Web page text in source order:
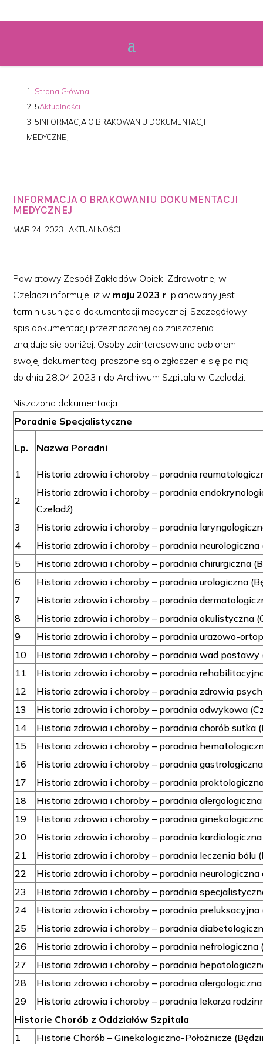
Strona Główna
Aktualności
INFORMACJA O BRAKOWANIU DOKUMENTACJI
MEDYCZNEJ
INFORMACJA O BRAKOWANIU DOKUMENTACJI
MEDYCZNEJ
MAR 24, 2023 | AKTUALNOŚCI
Powiatowy Zespół Zakładów Opieki Zdrowotnej w
Czeladzi informuje, iż w maju 2023 r. planowany jest
termin usunięcia dokumentacji medycznej. Szczegółowy
spis dokumentacji przeznaczonej do zniszczenia
znajduje się poniżej. Osoby zainteresowane odbiorem
swojej dokumentacji proszone są o zgłoszenie się po nią
do dnia 28.04.2023 r do Archiwum Szpitala w Czeladzi.
Niszczona dokumentacja:
Poradnie Specjalistyczne
Lp. Nazwa Poradni
1 Historia zdrowia i choroby – poradnia
2
Historia zdrowia i choroby – poradnia
Czeladź)
3
Historia zdrowia i choroby – poradnia
4
Historia zdrowia i choroby – poradnia neurologiczna
5
Historia zdrowia i choroby – poradnia chirurgiczna
6
Historia zdrowia i choroby – poradnia urologiczna
7
Historia zdrowia i choroby – poradnia
8
Historia zdrowia i choroby – poradnia okulistyczna
9
Historia zdrowia i choroby – poradnia urazowo-
10
Historia zdrowia i choroby – poradnia wad postawy
11
Historia zdrowia i choroby – poradnia
12
Historia zdrowia i choroby – poradnia zdrowia
13
Historia zdrowia i choroby – poradnia odwykowa
14
Historia zdrowia i choroby – poradnia chorób sutka
15
Historia zdrowia i choroby – poradnia
16
Historia zdrowia i choroby – poradnia
17
Historia zdrowia i choroby – poradnia
18
Historia zdrowia i choroby – poradnia
19
Historia zdrowia i choroby – poradnia
20
Historia zdrowia i choroby – poradnia
21
Historia zdrowia i choroby – poradnia leczenia bólu
22
Historia zdrowia i choroby – poradnia neurologiczna
23
Historia zdrowia i choroby – poradnia
24
Historia zdrowia i choroby – poradnia preluksacyjna
25
Historia zdrowia i choroby – poradnia
26
Historia zdrowia i choroby – poradnia nefrologiczna
27
Historia zdrowia i choroby – poradnia
28
Historia zdrowia i choroby – poradnia
29
Historia zdrowia i choroby – poradnia lekarza
Historie Chorób z Oddziałów Szpitala
1
Historie Chorób – Ginekologiczno-Położnicze